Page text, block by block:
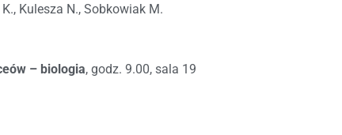
Kulesza N., Sobkowiak M.
– biologia, godz. 9.00, sala 19